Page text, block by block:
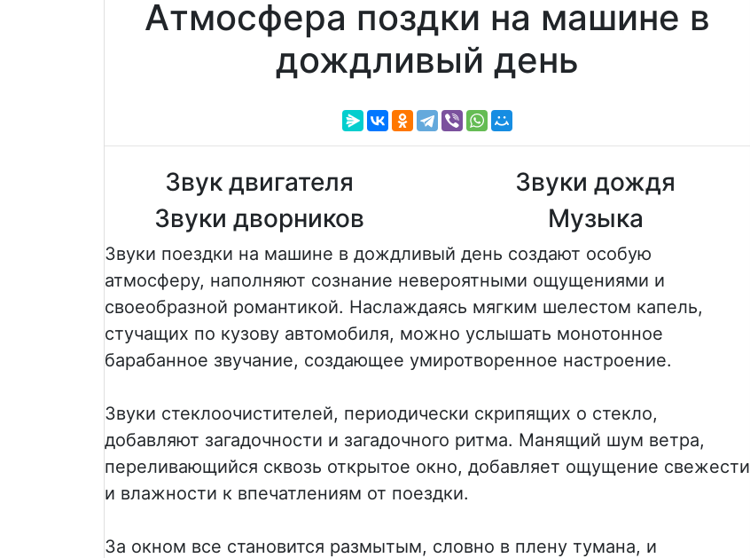
Атмосфера поздки на машине в
дождливый день
Звук двигателя
Звуки дождя
Звуки дворников
Музыка
Звуки поездки на машине в дождливый день создают особую
атмосферу, наполняют сознание невероятными ощущениями и
своеобразной романтикой. Наслаждаясь мягким шелестом капель,
стучащих по кузову автомобиля, можно услышать монотонное
барабанное звучание, создающее умиротворенное настроение.
Звуки стеклоочистителей, периодически скрипящих о стекло,
добавляют загадочности и загадочного ритма. Манящий шум ветра,
переливающийся сквозь открытое окно, добавляет ощущение свежести
и влажности к впечатлениям от поездки.
За окном все становится размытым, словно в плену тумана, и